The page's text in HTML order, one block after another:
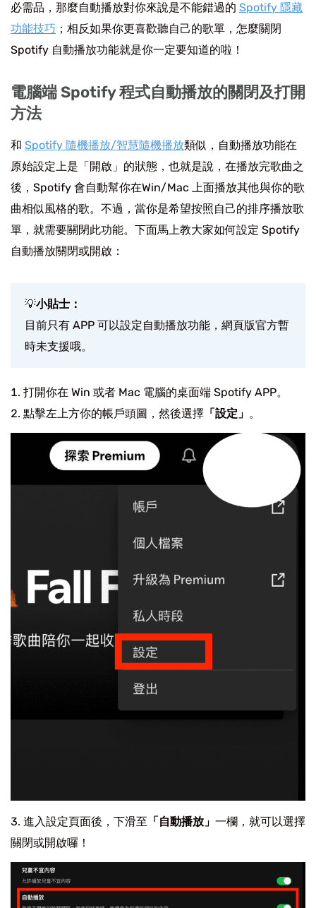
必需品，那麼自動播放對你來說是不能錯過的 Spotify 隱藏
功能技巧 ；相反如果你更喜歡聽自己的歌單，怎麼關閉
Spotify 自動播放功能就是你一定要知道的啦！
電腦端 Spotify 程式自動播放的關閉及打開
方法
和 Spotify 隨機播放/智慧隨機播放類似，自動播放功能在
原始設定上是「開啟」的狀態，也就是說，在播放完歌曲之
後，Spotify 會自動幫你在Win/Mac 上面播放其他與你的歌
曲相似風格的歌。不過，當你是希望按照自己的排序播放歌
單，就需要關閉此功能。下面馬上教大家如何設定 Spotify
自動播放關閉或開啟：
💡小貼士：
目前只有 APP 可以設定自動播放功能，網頁版官方暫
時未支援哦。
打開你在 Win 或者 Mac 電腦的桌面端 Spotify APP。
點擊左上方你的帳戶頭圖，然後選擇 「設定」 。
進入設定頁面後，下滑至 「自動播放」 一欄，就可以選擇
關閉或開啟囉！